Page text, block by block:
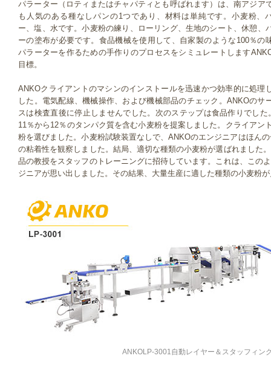
パラーター（ロティまたはチャパティとも呼ばれます）は、南アジア
も人気のある種なしパンの1つであり、材料は単純です。小麦粉、
ー、塩、水です。小麦粉の練り、ローリング、生地のシート、休憩、
ーの塗布が必要です。食品機械を使用して、自家製のような100％の
パラーターを作るための手作りのプロセスをシミュレートします
目標。
ANKOクライアントのマシンのインストールを迅速かつ効率的に処理
した。電気配線、機械操作、および機械部品のチェック。ANKOのサ
スは検査直後に停止しませんでした。次のステップは食品作りでし
11％から12％のタンパク質を含む小麦粉を提案しました。クライアン
粉を選びました。小麦粉試験装置なしで、ANKOのエンジニアはほん
の粘着性を観察しました。結局、適切な種類の小麦粉が選ばれました
品の教授をスタッフのトレーニングに招待しています。これは、この
ジニアが思い出しました。その結果、大量生産に適した種類の小麦粉
ANKOLP-3001自動レイヤー＆スタッフィン